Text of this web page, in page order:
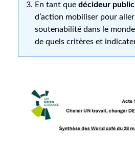
En tant que décideur public
d’action mobiliser pour
soutenabilité dans le
de quels critères et